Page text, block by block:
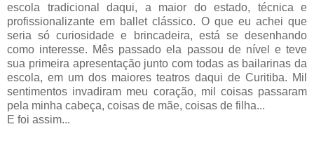
escola tradicional daqui, a maior do estado, técnica e
profissionalizante em ballet clássico. O que eu achei que
seria só curiosidade e brincadeira, está se desenhando
como interesse. Mês passado ela passou de nível e teve
sua primeira apresentação junto com todas as bailarinas da
escola, em um dos maiores teatros daqui de Curitiba. Mil
sentimentos invadiram meu coração, mil coisas passaram
pela minha cabeça, coisas de mãe, coisas de filha...
E foi assim...